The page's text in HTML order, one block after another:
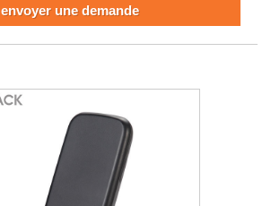
envoyer une demande